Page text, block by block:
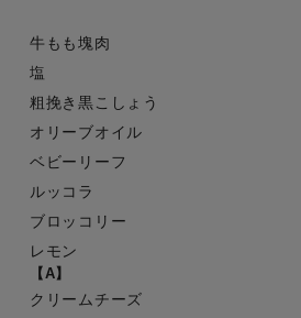
牛もも塊肉
塩
粗挽き黒こしょう
オリーブオイル
ベビーリーフ
ルッコラ
ブロッコリー
レモン
【A】
クリームチーズ